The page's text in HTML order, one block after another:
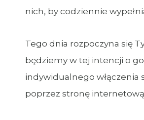
nich, by codziennie
Tego dnia rozpoczyna się
będziemy w tej intencji o
indywidualnego włączenia
poprzez stronę